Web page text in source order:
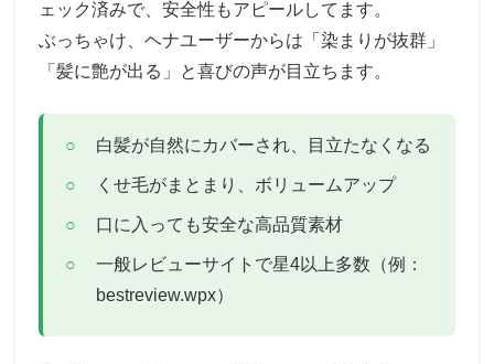
ェック済みで、安全性もアピールしてます。
ぶっちゃけ、ヘナユーザーからは「染まりが抜群」
「髪に艶が出る」と喜びの声が目立ちます。
白髪が自然にカバーされ、目立たなくなる
くせ毛がまとまり、ボリュームアップ
口に入っても安全な高品質素材
一般レビューサイトで星4以上多数（例：
bestreview.wpx）